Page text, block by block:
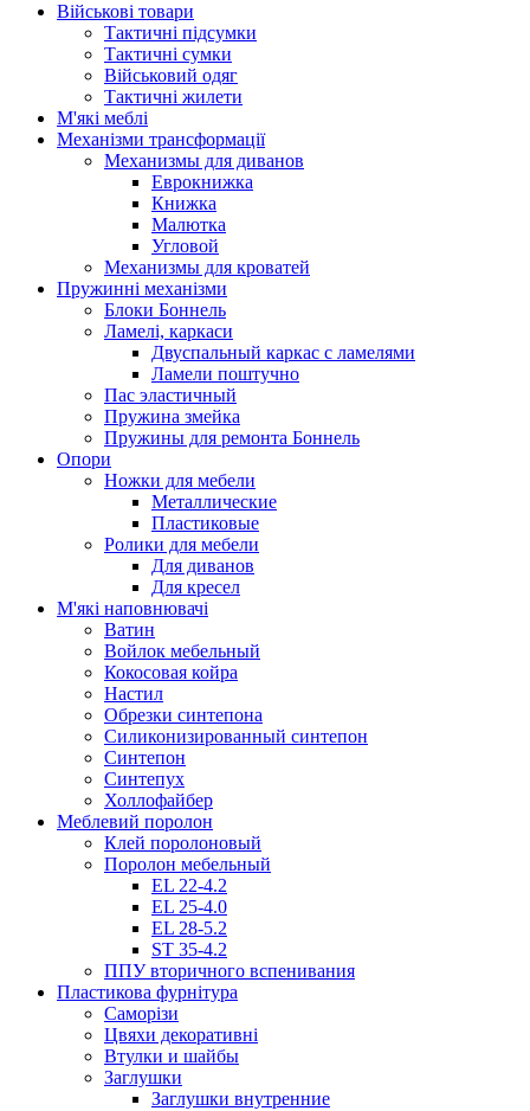
Військові товари
Тактичні підсумки
Тактичні сумки
Військовий одяг
Тактичні жилети
М'які меблі
Механізми трансформації
Механизмы для диванов
Еврокнижка
Книжка
Малютка
Угловой
Механизмы для кроватей
Пружинні механізми
Блоки Боннель
Ламелі, каркаси
Двуспальный каркас с ламелями
Ламели поштучно
Пас эластичный
Пружина змейка
Пружины для ремонта Боннель
Опори
Ножки для мебели
Металлические
Пластиковые
Ролики для мебели
Для диванов
Для кресел
М'які наповнювачі
Ватин
Войлок мебельный
Кокосовая койра
Настил
Обрезки синтепона
Силиконизированный синтепон
Синтепон
Синтепух
Холлофайбер
Меблевий поролон
Клей поролоновый
Поролон мебельный
EL 22-4.2
EL 25-4.0
EL 28-5.2
ST 35-4.2
ППУ вторичного вспенивания
Пластикова фурнітура
Саморізи
Цвяхи декоративні
Втулки и шайбы
Заглушки
Заглушки внутренние